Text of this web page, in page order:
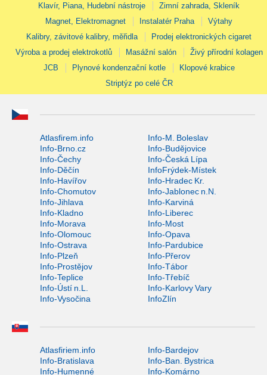
Klavír, Piana, Hudební nástroje
Zimní zahrada, Skleník
Magnet, Elektromagnet
Instalatér Praha
Výtahy
Kalibry, závitové kalibry, měřidla
Prodej elektronických cigaret
Výroba a prodej elektrokotlů
Masážní salón
Živý přírodní kolagen
JCB
Plynové kondenzační kotle
Klopové krabice
Striptýz po celé ČR
Atlasfirem.info
Info-M. Boleslav
Info-Brno.cz
Info-Budějovice
Info-Čechy
Info-Česká Lípa
Info-Děčín
InfoFrýdek-Místek
Info-Havířov
Info-Hradec Kr.
Info-Chomutov
Info-Jablonec n.N.
Info-Jihlava
Info-Karviná
Info-Kladno
Info-Liberec
Info-Morava
Info-Most
Info-Olomouc
Info-Opava
Info-Ostrava
Info-Pardubice
Info-Plzeň
Info-Přerov
Info-Prostějov
Info-Tábor
Info-Teplice
Info-Třebíč
Info-Ústí n.L.
Info-Karlovy Vary
Info-Vysočina
InfoZlín
Atlasfiriem.info
Info-Bardejov
Info-Bratislava
Info-Ban. Bystrica
Info-Humenné
Info-Komárno